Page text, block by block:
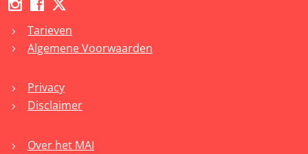
chevron_right Tarieven
chevron_right Algemene Voorwaarden
chevron_right Privacy
chevron_right Disclaimer
chevron_right Over het MAI